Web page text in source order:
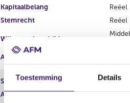
Toestemming Details
Kapitaalbelang
Reëel
Stemrecht
Reëel
Wijze van beschikken
Afwikkeling
Soort aandeel
Aantal aandelen